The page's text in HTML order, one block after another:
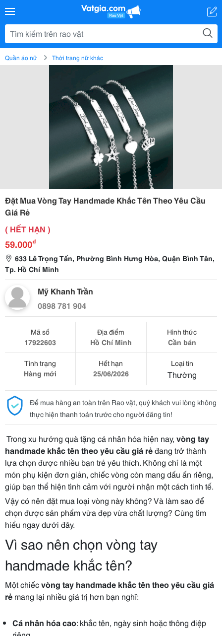
Quần áo nữ Thời trang nữ khác
Đặt Mua Vòng Tay Handmade Khắc Tên Theo Yêu Cầu
Giá Rẻ
( HẾT HẠN )
59.000₫
633 Lê Trọng Tấn, Phường Bình Hưng Hòa, Quận Bình Tân,
Tp. Hồ Chí Minh
Mỹ Khanh Trần
0898 781 904
Mã số
17922603
Địa điểm
Hồ Chí Minh
Hình thức
Cần bán
Tình trạng
Hàng mới
Hết hạn
25/06/2026
Loại tin
Thường
Để mua hàng an toàn trên Rao vặt, quý khách vui lòng không
thực hiện thanh toán trước cho người đăng tin!
Trong xu hướng quà tặng cá nhân hóa hiện nay, vòng tay
handmade khắc tên theo yêu cầu giá rẻđang trở thành
lựa chọn được nhiều bạn trẻ yêu thích. Không chỉ là một
món phụ kiện đơn giản, chiếc vòng còn mang dấu ấn riêng,
giúp bạn thể hiện tình cảm với người nhận một cách tinh tế.
Vậy có nên đặt mua loại vòng này không? Và làm sao để
chọn được sản phẩm vừa đẹp vừa chất lượng? Cùng tìm
hiểu ngay dưới đây.
Vì sao nên chọn vòng tay
handmade khắc tên?
Một chiếcvòng tay handmade khắc tên theo yêu cầu giá
rẻ mang lại nhiều giá trị hơn bạn nghĩ:
Cá nhân hóa cao: khắc tên, ngày sinh hoặc thông điệp